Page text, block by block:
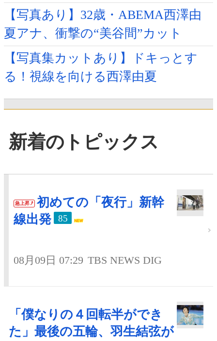
【写真あり】32歳・ABEMA西澤由
夏アナ、衝撃の“美谷間”カット
【写真集カットあり】ドキっとす
る！視線を向ける西澤由夏
新着のトピックス
急上昇
初めての「夜行」新幹
線出発
85
08月09日 07:29 TBS NEWS DIG
「僕なりの４回転半ができ
た」最後の五輪、羽生結弦が